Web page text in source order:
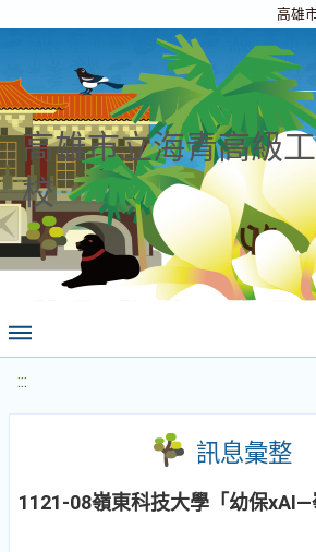
高雄
高雄市立海青高級
校
:::
訊息彙整
1121-08嶺東科技大學「幼保xAI—